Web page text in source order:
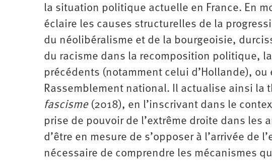
la situation politique actuelle en France. En
éclaire les causes structurelles de la
du néolibéralisme et de la bourgeoisie,
du racisme dans la recomposition politique,
précédents (notamment celui d’Hollande),
Rassemblement national. Il actualise ainsi la
fascisme(2018), en l’inscrivant dans le
prise de pouvoir de l’extrême droite dans les
d’être en mesure de s’opposer à l’arrivée de
nécessaire de comprendre les mécanismes